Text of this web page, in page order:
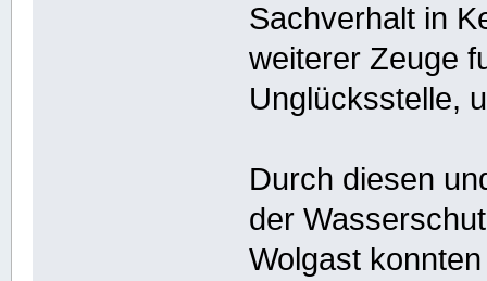
Sachverhalt in
weiterer Zeuge
Unglücksstelle,
Durch diesen
der
Wolgast